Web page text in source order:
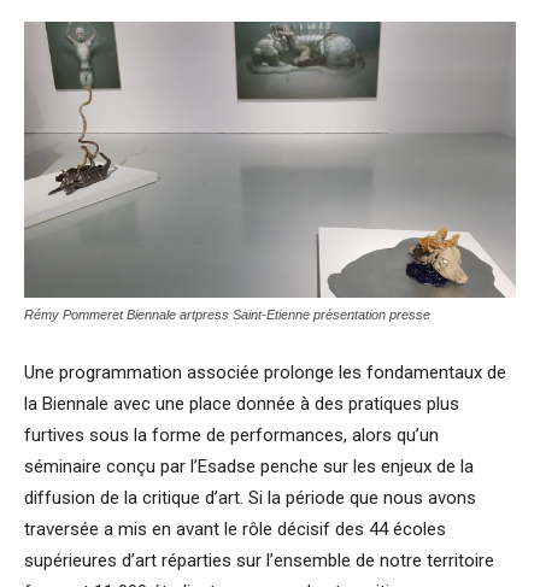
Rémy PommeretBiennale artpress Saint-Etienne présentation presse
Une programmation associée prolonge les fondamentaux de
la Biennale avec une place donnée à des pratiques plus
furtives sous la forme de performances, alors qu’un
séminaire conçu par l’Esadse penche sur les enjeux de la
diffusion de la critique d’art. Si la période que nous avons
traversée a mis en avant le rôle décisif des 44 écoles
supérieures d’art réparties sur l’ensemble de notre territoire